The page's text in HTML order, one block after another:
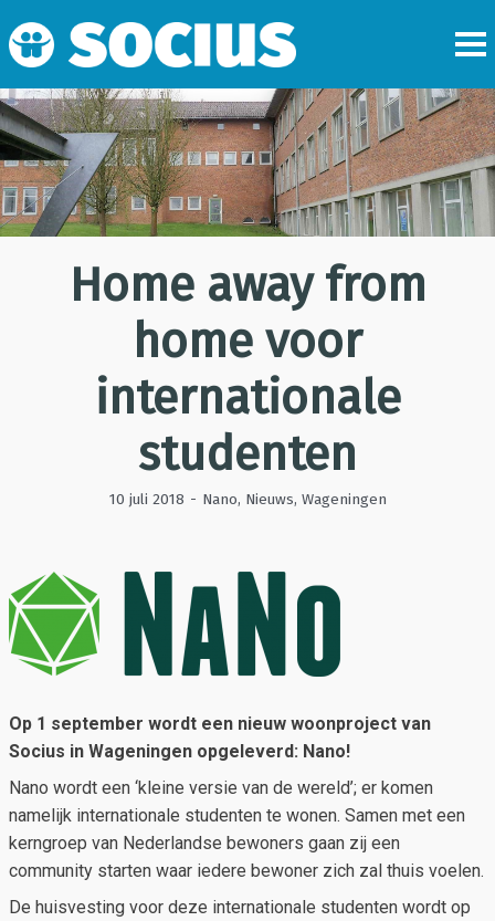
Home away from
home voor
internationale
studenten
10 juli 2018 - Nano, Nieuws, Wageningen
Op 1 september wordt een nieuw woonproject van
Socius in Wageningen opgeleverd: Nano!
Nano wordt een ‘kleine versie van de wereld’; er komen
namelijk internationale studenten te wonen. Samen met een
kerngroep van Nederlandse bewoners gaan zij een
community starten waar iedere bewoner zich zal thuis voelen.
De huisvesting voor deze internationale studenten wordt op